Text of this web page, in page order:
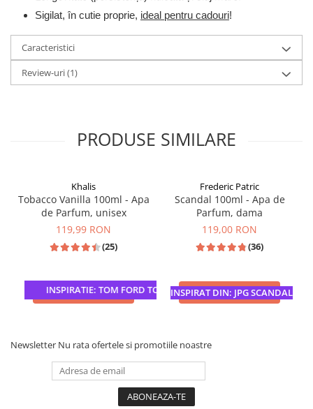
Sigilat, în cutie proprie, ideal pentru cadouri!
Caracteristici
Review-uri(1)
PRODUSE SIMILARE
INSPIRATIE: TOM FORD TOBACCO VANILLE
Khalis
Tobacco Vanilla 100ml - Apa
de Parfum, unisex
119,99 RON
(25)
ADAUGA IN COS INSPIRAT DIN: JPG SCANDAL
Frederic Patric
Scandal 100ml - Apa de
Parfum, dama
119,00 RON
(36)
ADAUGA IN COS
Newsletter Nu rata ofertele si promotiile noastre